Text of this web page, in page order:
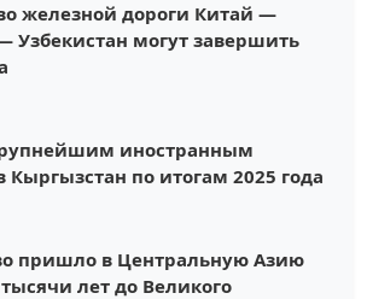
железной дороги Китай —
Узбекистан могут завершить
иностранным
Кыргызстан по итогам 2025 года
пришло в Центральную Азию
лет до Великого